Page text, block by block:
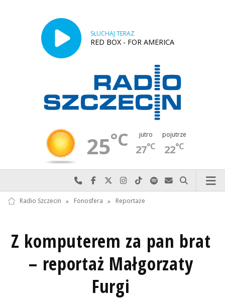
SŁUCHAJ TERAZ
RED BOX - FOR AMERICA
25°C jutro
27°C
pojutrze
22°C
Najlepiej po prostu do nas zadzwoń
Odwiedź nas na Facebook-u
Odwiedź nas na X
Odwiedź nas na Instagram-ie
Odwiedź nas na TikTok-u
Szukaj nas na Spotify
Wyślij do nas
Szukaj
Radio Szczecin » Fonosfera » Reportaże
Z komputerem za pan brat
– reportaż Małgorzaty
Furgi